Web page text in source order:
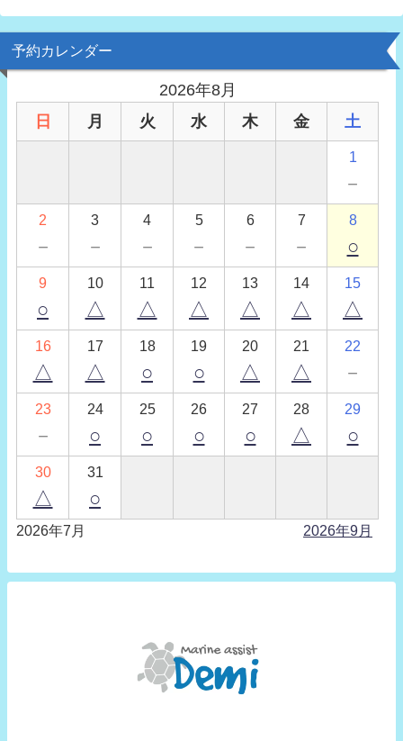
予約カレンダー
2026年8月
日
月 火 水 木 金 土
1
－
2
－
3
－
4
－
5
－
6
－
7
－
8
○
9
○
10
△
11
△
12
△
13
△
14
△
15
△
16
△
17
△
18
○
19
○
20
△
21
△
22
－
23
－
24
○
25
○
26
○
27
○
28
△
29
○
30
△
31
○
2026年7月 2026年9月